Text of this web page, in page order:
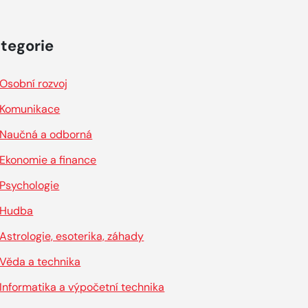
Osobní rozvoj
Komunikace
Naučná a odborná
Ekonomie a finance
Psychologie
Hudba
Astrologie, esoterika, záhady
Věda a technika
Informatika a výpočetní technika